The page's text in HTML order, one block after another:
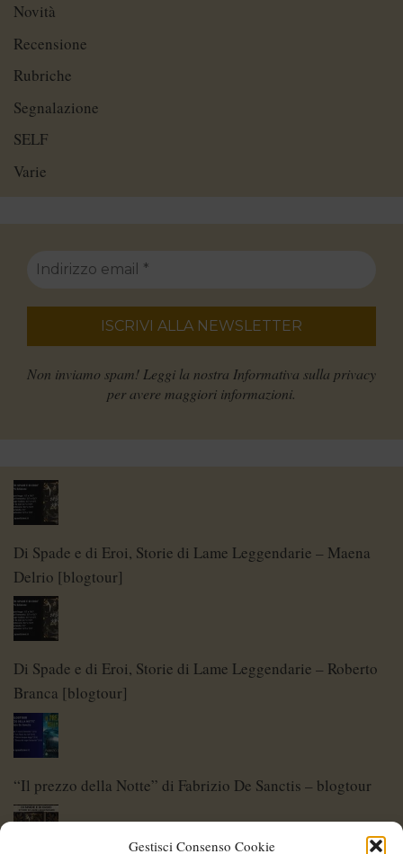
Gestisci Consenso Cookie
Novità
Recensione
Rubriche
Segnalazione
SELF
Varie
Non inviamo spam! Leggi la nostra Informativa sulla privacy
per avere maggiori informazioni.
Di Spade e di Eroi, Storie di Lame Leggendarie – Maena
Delrio [blogtour]
Di Spade e di Eroi, Storie di Lame Leggendarie – Roberto
Branca [blogtour]
“Il prezzo della Notte” di Fabrizio De Sanctis – blogtour